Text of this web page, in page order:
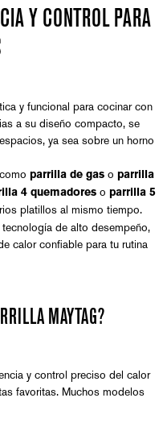
Y CONTROL PARA
y funcional para cocinar con
a su diseño compacto, se
ya sea sobre un horno
parrilla de gas o parrilla
4 quemadores o parrilla 5
platillos al mismo tiempo.
de alto desempeño,
calor confiable para tu rutina
MAYTAG?
y control preciso del calor
favoritas. Muchos modelos